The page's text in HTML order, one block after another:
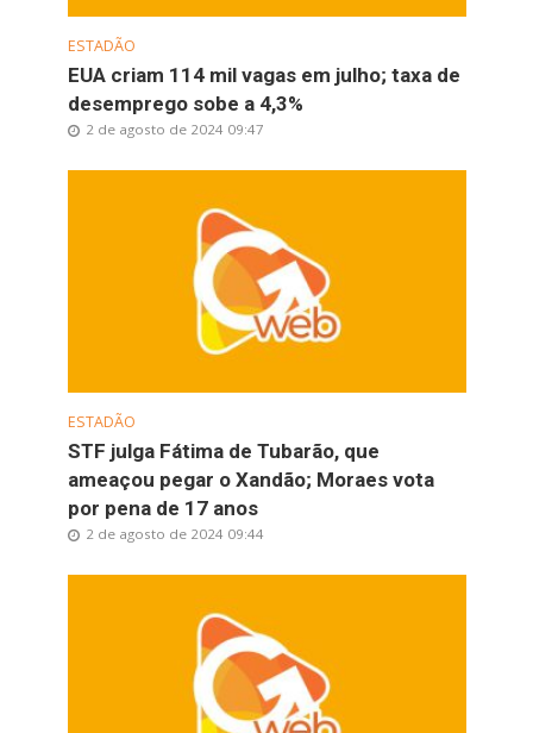
ESTADÃO
EUA criam 114 mil vagas em julho; taxa de
desemprego sobe a 4,3%
2 de agosto de 2024 09:47
ESTADÃO
STF julga Fátima de Tubarão, que
ameaçou pegar o Xandão; Moraes vota
por pena de 17 anos
2 de agosto de 2024 09:44